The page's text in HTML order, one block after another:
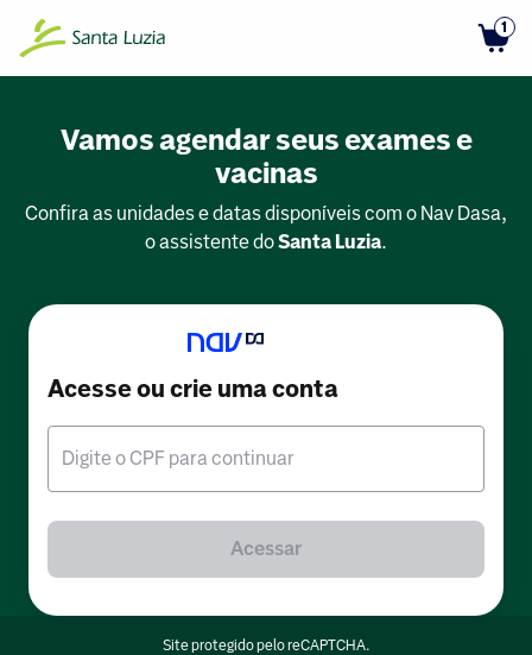
1
Vamos agendar seus exames e
vacinas
Confira as unidades e datas disponíveis com o Nav Dasa,
o assistente doSanta Luzia.
Acesse ou crie uma conta
Digite o CPF para continuar
Acessar
Site protegido pelo reCAPTCHA.